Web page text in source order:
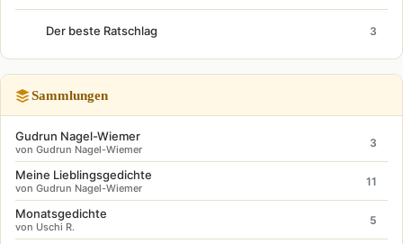
Der beste Ratschlag 3
Sammlungen
Gudrun Nagel-Wiemer
von Gudrun Nagel-Wiemer
3
Meine Lieblingsgedichte
von Gudrun Nagel-Wiemer
11
Monatsgedichte
von Uschi R.
5